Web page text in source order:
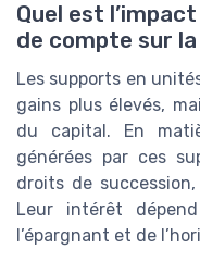
Quel est
de compte sur
Les supports en
gains plus élevés,
du capital. En
générées par ces
droits de
Leur intérêt
l’épargnant et de